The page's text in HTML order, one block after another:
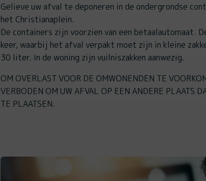
Gelieve uw afval te deponeren in de ondergrondse
het Christianaplein.
De containers zijn voorzien van een betaalautomaat.
keer, waarbij het afval verpakt moet zijn in kleine
30 liter. In de woning zijn vuilniszakken aanwezig.
OM OVERLAST VOOR DE OMWONENDEN TE
VERBODEN OM UW AFVAL OP EEN ANDERE PLAATS
TE PLAATSEN.